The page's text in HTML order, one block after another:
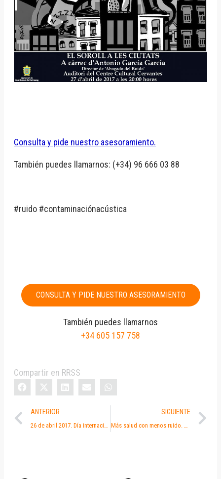
Consulta y pide nuestro asesoramiento.
También puedes llamarnos: (+34) 96 666 03 88
#ruido #contaminaciónacústica
CONSULTA Y PIDE NUESTRO ASESORAMIENTO
También puedes llamarnos
+34 605 157 758
Compartir en RRSS
ANTERIOR
26 de abril 2017. Día internacional de la concienciación sobre el ruido.
SIGUIENTE
Más salud con menos ruido. Día Internacional de la concienciación sobre el ruido.